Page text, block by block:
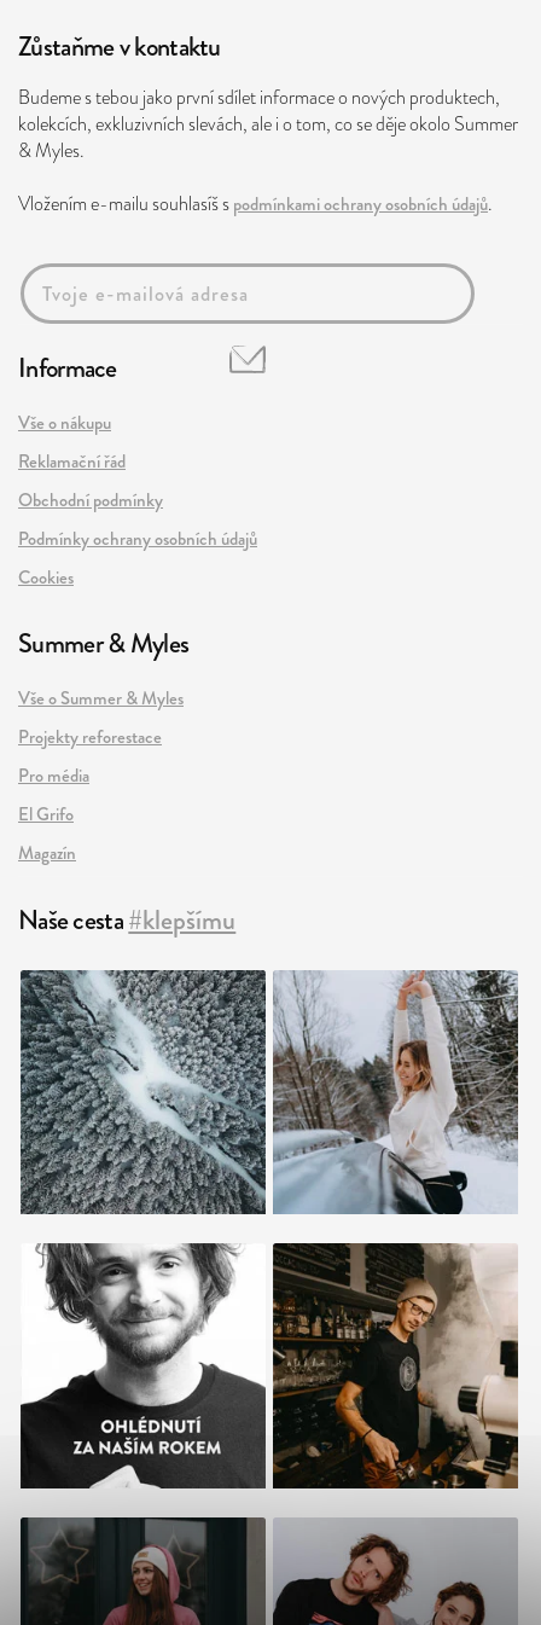
Zůstaňme v kontaktu
Budeme s tebou jako první sdílet informace o nových produktech,
kolekcích, exkluzivních slevách, ale i o tom, co se děje okolo Summer
& Myles.
Vložením e-mailu souhlasíš spodmínkami ochrany osobních údajů.
Informace
Vše o nákupu
Reklamační řád
Obchodní podmínky
Podmínky ochrany osobních údajů
Cookies
Summer & Myles
Vše o Summer & Myles
Projekty reforestace
Pro média
El Grifo
Magazín
Naše cesta#klepšímu